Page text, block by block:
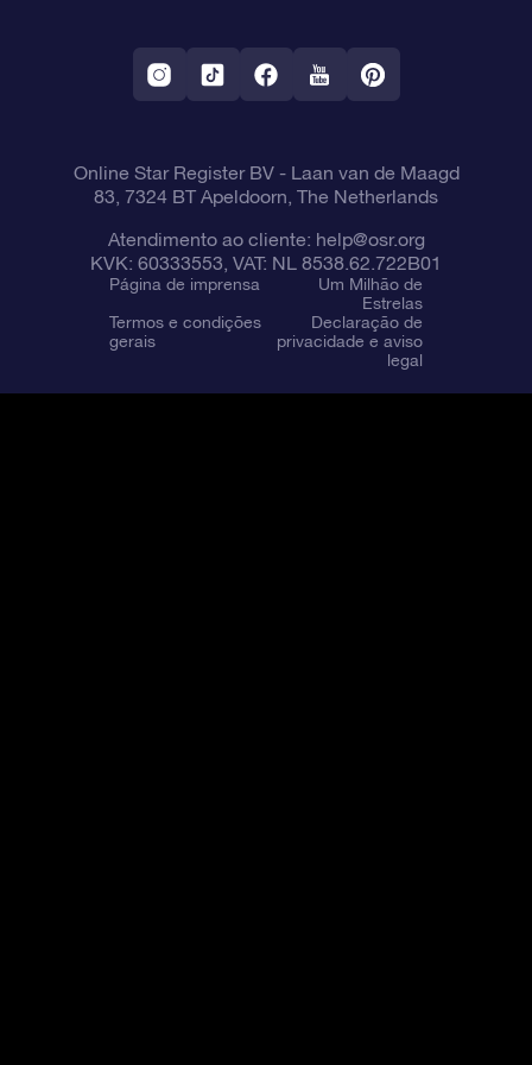
Aplicativo RV Fly me to the stars
Constelações
Online Star Register BV- Laan van de Maagd
83, 7324 BT Apeldoorn, The Netherlands
Atendimento ao cliente: help@osr.org
KVK: 60333553, VAT: NL 8538.62.722B01
Página de imprensa
Um Milhão de
Estrelas
Termos e condições
gerais
Declaração de
privacidade e aviso
legal